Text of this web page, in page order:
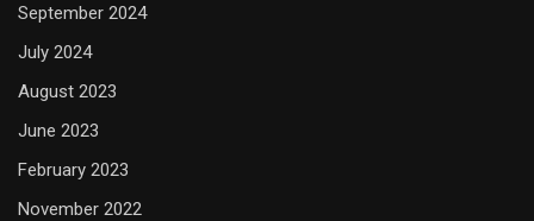
September 2024
July 2024
August 2023
June 2023
February 2023
November 2022